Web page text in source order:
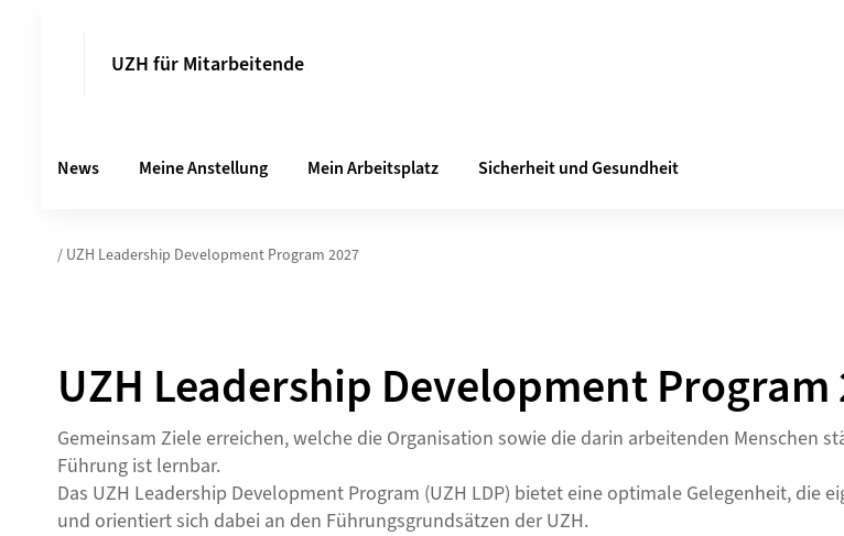
UZH für Mitarbeitende
News Meine Anstellung Mein Arbeitsplatz Sicherheit und Gesundheit
/ UZH Leadership Development Program 2027
UZH Leadership Development Program
Gemeinsam Ziele erreichen, welche die Organisation sowie die darin arbeitenden Menschen
Führung ist lernbar.
Das UZH Leadership Development Program (UZH LDP) bietet eine optimale Gelegenheit,
und orientiert sich dabei an den Führungsgrundsätzen der UZH.